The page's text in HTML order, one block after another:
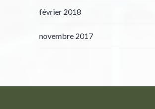
février 2018
novembre 2017